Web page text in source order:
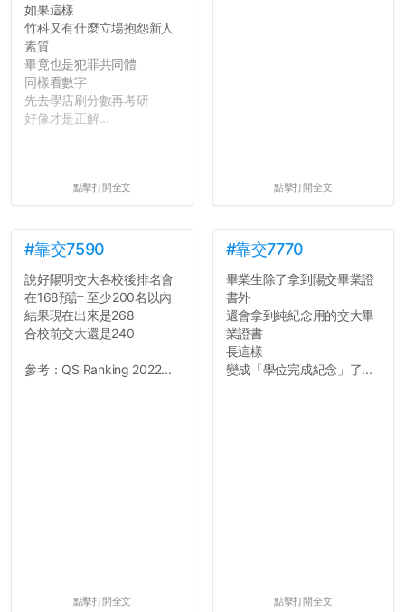
如果這樣
竹科又有什麼立場抱怨新人
素質
畢竟也是犯罪共同體
同樣看數字
先去學店刷分數再考研
好像才是正解...
點擊打開全文 點擊打開全文
#靠交7590
說好陽明交大各校後排名會
在168預計 至少200名以內
結果現在出來是268
合校前交大還是240
參考：QS Ranking 2022...
點擊打開全文
#靠交7770
畢業生除了拿到陽交畢業證
書外
還會拿到純紀念用的交大畢
業證書
長這樣
變成「學位完成紀念」了...
點擊打開全文